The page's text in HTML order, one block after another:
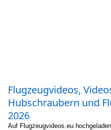
Flugzeugvideos,
Hubschraubern und
2026
Auf Flugzeugvideos.eu